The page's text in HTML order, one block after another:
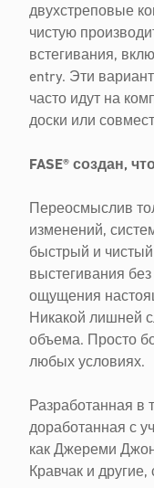
двухстреповые
чистую
встегивания,
entry. Эти
часто идут на
доски или
FASE® создан,
Переосмыслив
изменений,
быстрый и чистый
выстегивания
ощущения
Никакой лишней
объема. Просто
любых условиях.
Разработанная в
доработанная с
как Джереми
Кравчак и другие,